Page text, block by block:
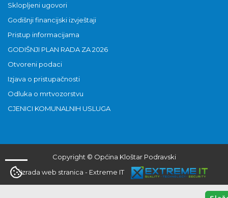
Sklopljeni ugovori
Godišnji financijski izvještaji
Pristup informacijama
GODIŠNJI PLAN RADA ZA 2026
Otvoreni podaci
Izjava o pristupačnosti
Odluka o mrtvozorstvu
CJENICI KOMUNALNIH USLUGA
Copyright © Općina Kloštar Podravski
Izrada web stranica - Extreme IT